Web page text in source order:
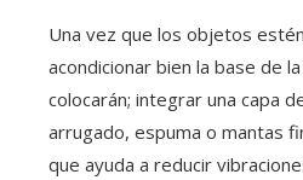
Una vez que los objetos
acondicionar bien la base de
colocarán; integrar una capa
arrugado, espuma o mantas
que ayuda a reducir